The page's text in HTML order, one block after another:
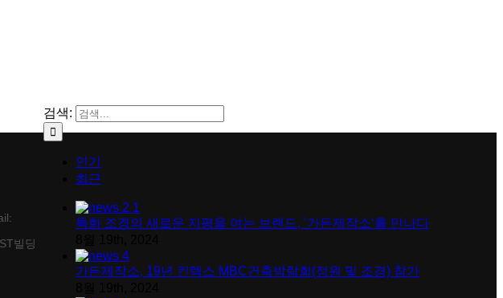
검색:
인기
최근
특화 조경의 새로운 지평을 여는 브랜드, ’가든제작소‘를 만나다
가든제작소, 19년 킨텍스 MBC건축박람회(정원 및 조경) 참가
빌딩